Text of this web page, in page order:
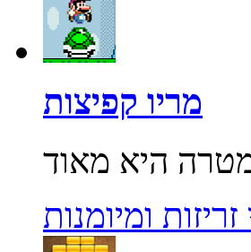
מריו קפיצות
ומיומנות